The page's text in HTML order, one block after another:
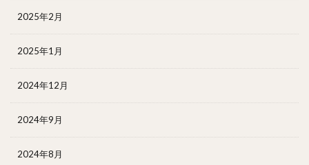
2025年2月
2025年1月
2024年12月
2024年9月
2024年8月